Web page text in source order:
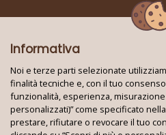
Seguici
Informativa
Noi e terze parti selezionate
finalità tecniche e, con il tuo
funzionalità, esperienza,
personalizzati)” come specificato
prestare, rifiutare o revocare il tuo